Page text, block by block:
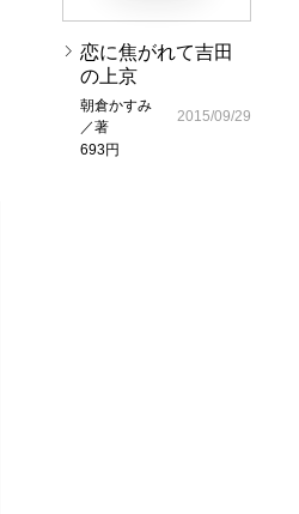
恋に焦がれて吉田
の上京
朝倉かすみ
／著
693円
2015/09/29